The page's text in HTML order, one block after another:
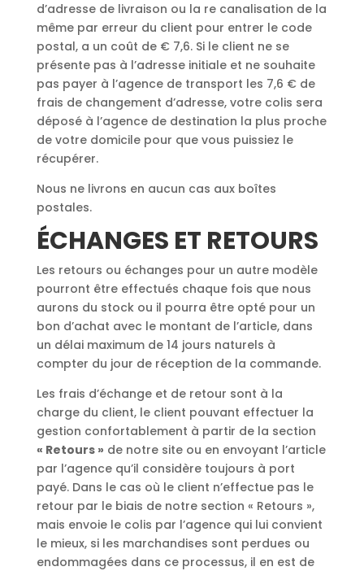
d’adresse de livraison ou la re canalisation de la
même par erreur du client pour entrer le code
postal, a un coût de € 7,6. Si le client ne se
présente pas à l’adresse initiale et ne souhaite
pas payer à l’agence de transport les 7,6 € de
frais de changement d’adresse, votre colis sera
déposé à l’agence de destination la plus proche
de votre domicile pour que vous puissiez le
récupérer.
Nous ne livrons en aucun cas aux boîtes
postales.
ÉCHANGES ET RETOURS
Les retours ou échanges pour un autre modèle
pourront être effectués chaque fois que nous
aurons du stock ou il pourra être opté pour un
bon d’achat avec le montant de l’article, dans
un délai maximum de 14 jours naturels à
compter du jour de réception de la commande.
Les frais d’échange et de retour sont à la
charge du client, le client pouvant effectuer la
gestion confortablement à partir de la section
« Retours » de notre site ou en envoyant l’article
par l’agence qu’il considère toujours à port
payé. Dans le cas où le client n’effectue pas le
retour par le biais de notre section « Retours »,
mais envoie le colis par l’agence qui lui convient
le mieux, si les marchandises sont perdues ou
endommagées dans ce processus, il en est de